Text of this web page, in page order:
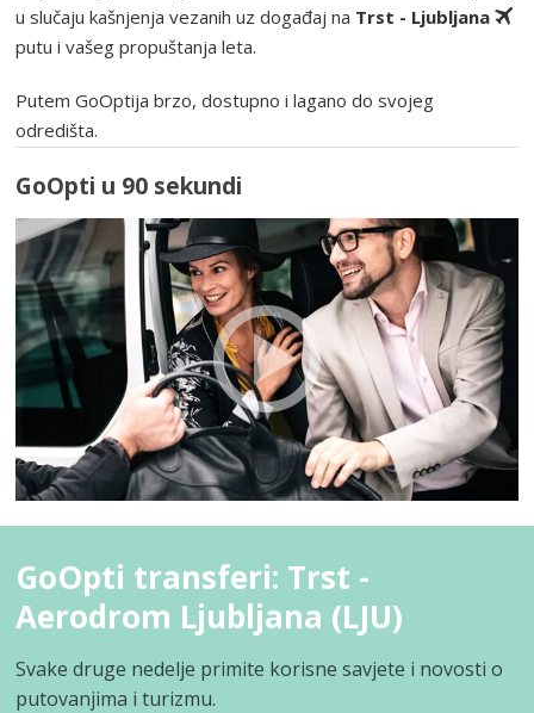
u slučaju kašnjenja vezanih uz događaj na Trst - Ljubljana
putu i vašeg propuštanja leta.
Putem GoOptija brzo, dostupno i lagano do svojeg
odredišta.
GoOpti u 90 sekundi
GoOpti transferi: Trst -
Aerodrom Ljubljana (LJU)
Svake druge nedelje primite korisne savjete i novosti o
putovanjima i turizmu.